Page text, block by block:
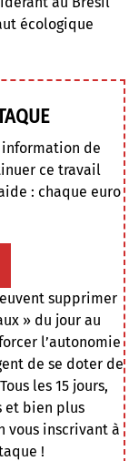
écologique
information de
ce travail
: chaque euro
supprimer
» du jour au
l’autonomie
de se doter de
les 15 jours,
et bien plus
vous inscrivant à
!